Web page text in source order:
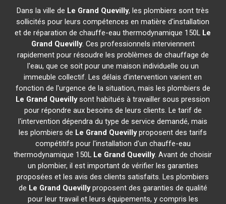
Dans la ville de Le Grand Quevilly, les plombiers sont très
sollicités pour leurs compétences en matière d'installation
et de réparation de chauffe-eau thermodynamique 150L Le
Grand Quevilly. Ces professionnels interviennent
rapidement pour résoudre les problèmes de chauffage de
l'eau, que ce soit pour une maison individuelle ou un
immeuble collectif. Les délais d'intervention varient en
fonction de l'urgence de la situation, mais les plombiers de
Le Grand Quevillysont habitués à travailler sous pression
pour répondre aux besoins de leurs clients. Le tarif de
l'intervention dépendra du type de service demandé, mais
les plombiers de Le Grand Quevillyproposent des tarifs
compétitifs pour l'installation d'un chauffe-eau
thermodynamique 150L Le Grand Quevilly. Avant de choisir
un plombier, il est important de vérifier les garanties
proposées et les avis des clients satisfaits. Les plombiers
de Le Grand Quevillyproposent des garanties de qualité
pour leur travail et leurs équipements, y compris les